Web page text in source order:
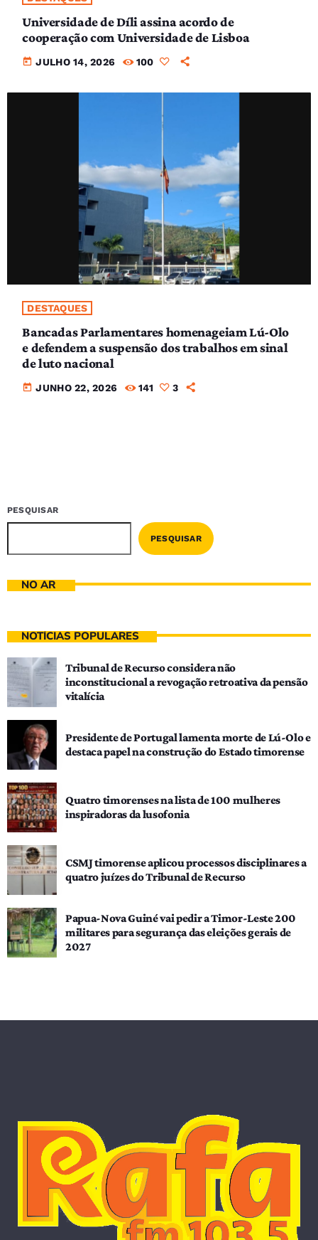
Universidade de Díli assina acordo de
cooperação com Universidade de Lisboa
today JULHO 14, 2026 100
DESTAQUES
Bancadas Parlamentares homenageiam Lú-Olo
e defendem a suspensão dos trabalhos em sinal
de luto nacional
today JUNHO 22, 2026 141 3
PESQUISAR
PESQUISAR
NO AR
NOTÍCIAS POPULARES
Tribunal de Recurso considera não
inconstitucional a revogação retroativa da pensão
vitalícia
Presidente de Portugal lamenta morte de Lú-Olo e
destaca papel na construção do Estado timorense
Quatro timorenses na lista de 100 mulheres
inspiradoras da lusofonia
CSMJ timorense aplicou processos disciplinares a
quatro juízes do Tribunal de Recurso
Papua-Nova Guiné vai pedir a Timor-Leste 200
militares para segurança das eleições gerais de
2027